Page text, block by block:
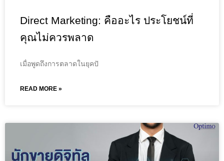
Direct Marketing: คืออะไร ประโยชน์ที่
คุณไม่ควรพลาด
เมื่อพูดถึงการตลาดในยุคปั
READ MORE »